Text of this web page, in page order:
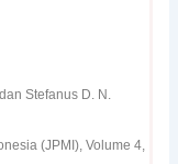
Stefanus D. N.
(JPMI), Volume 4,